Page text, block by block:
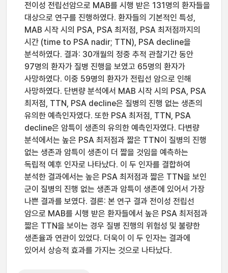
전이성 전립선암으로 MAB를 시행 받은 131명의 환자들을
대상으로 연구를 진행하였다. 환자들의 기본적인 특성,
MAB 시작 시의 PSA, PSA 최저점, PSA 최저점까지의
시간 (time to PSA nadir; TTN), PSA decline을
분석하였다. 결과: 30개월의 정중 추적 관찰기간 동안
97명의 환자가 질병 진행을 보였고 65명의 환자가
사망하였다. 이중 59명의 환자가 전립선 암으로 인해
사망하였다. 단변량 분석에서 MAB 시작 시의 PSA, PSA
최저점, TTN, PSA decline은 질병의 진행 없는 생존의
유의한 예측인자였다. 또한 PSA 최저점, TTN, PSA
decline은 암특이 생존의 유의한 예측인자였다. 다변량
분석에서는 높은 PSA 최저점과 짧은 TTN이 질병의 진행
없는 생존과 암특이 생존이 더 짧을 것임을 예측하는
독립적 예후 인자로 나타났다. 이 두 인자를 결합하여
분석한 결과에서는 높은 PSA 최저점과 짧은 TTN을 보인
군이 질병의 진행 없는 생존과 암특이 생존에 있어서 가장
나쁜 결과를 보였다. 결론: 본 연구 결과 전이성 전립선
암으로 MAB를 시행 받은 환자들에서 높은 PSA 최저점과
짧은 TTN을 보이는 경우 질병 진행의 위험성 및 불량한
생존율과 연관이 있었다. 더욱이 이 두 인자는 결과에
있어서 상승적 효과를 가지는 것으로 나타났다.